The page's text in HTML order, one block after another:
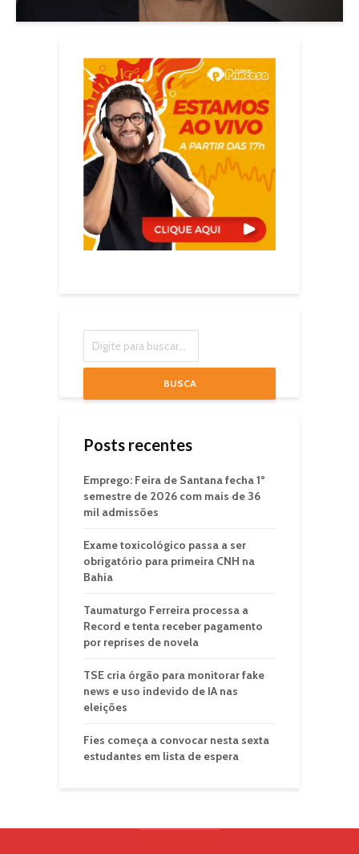
BUSCA
Posts recentes
Emprego: Feira de Santana fecha 1º
semestre de 2026 com mais de 36
mil admissões
Exame toxicológico passa a ser
obrigatório para primeira CNH na
Bahia
Taumaturgo Ferreira processa a
Record e tenta receber pagamento
por reprises de novela
TSE cria órgão para monitorar fake
news e uso indevido de IA nas
eleições
Fies começa a convocar nesta sexta
estudantes em lista de espera